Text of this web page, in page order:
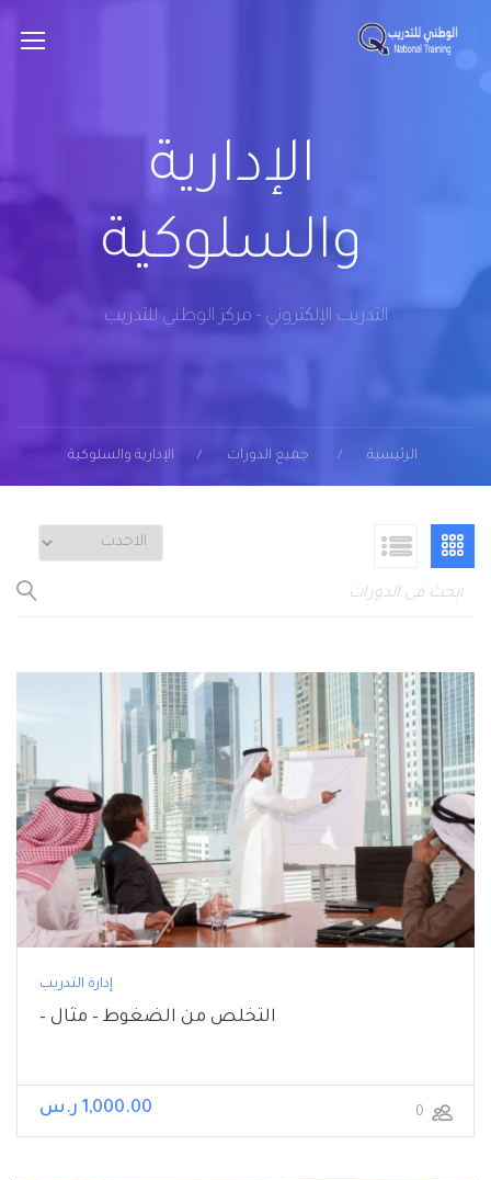
الإدارية
والسلوكية
التدريب الإلكتروني - مركز الوطني للتدريب
الرئيسية جميع الدورات الإدارية والسلوكية
إدارة التدريب
التخلص من الضغوط – مثال –
1,000.00 ر.س